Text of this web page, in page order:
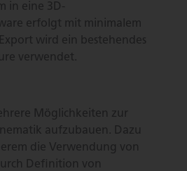
in eine 3D-
erfolgt mit minimalem
wird ein bestehendes
verwendet.
Möglichkeiten zur
aufzubauen. Dazu
die Verwendung von
Definition von